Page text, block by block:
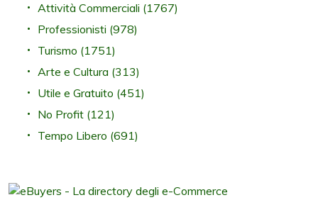
Attività Commerciali (1767)
Professionisti (978)
Turismo (1751)
Arte e Cultura (313)
Utile e Gratuito (451)
No Profit (121)
Tempo Libero (691)